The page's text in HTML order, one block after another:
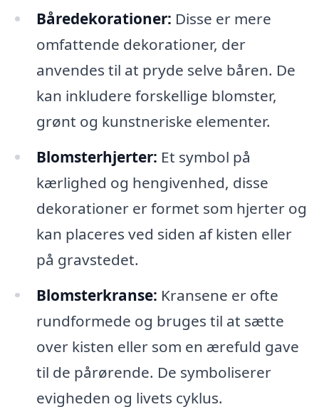
Båredekorationer: Disse er mere
omfattende dekorationer, der
anvendes til at pryde selve båren. De
kan inkludere forskellige blomster,
grønt og kunstneriske elementer.
Blomsterhjerter: Et symbol på
kærlighed og hengivenhed, disse
dekorationer er formet som hjerter og
kan placeres ved siden af kisten eller
på gravstedet.
Blomsterkranse: Kransene er ofte
rundformede og bruges til at sætte
over kisten eller som en ærefuld gave
til de pårørende. De symboliserer
evigheden og livets cyklus.